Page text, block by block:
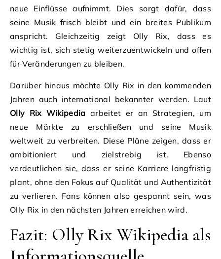
neue Einflüsse aufnimmt. Dies sorgt dafür, dass
seine Musik frisch bleibt und ein breites Publikum
anspricht. Gleichzeitig zeigt Olly Rix, dass es
wichtig ist, sich stetig weiterzuentwickeln und offen
für Veränderungen zu bleiben.
Darüber hinaus möchte Olly Rix in den kommenden
Jahren auch international bekannter werden. Laut
Olly Rix Wikipedia arbeitet er an Strategien, um
neue Märkte zu erschließen und seine Musik
weltweit zu verbreiten. Diese Pläne zeigen, dass er
ambitioniert und zielstrebig ist. Ebenso
verdeutlichen sie, dass er seine Karriere langfristig
plant, ohne den Fokus auf Qualität und Authentizität
zu verlieren. Fans können also gespannt sein, was
Olly Rix in den nächsten Jahren erreichen wird.
Fazit: Olly Rix Wikipedia als